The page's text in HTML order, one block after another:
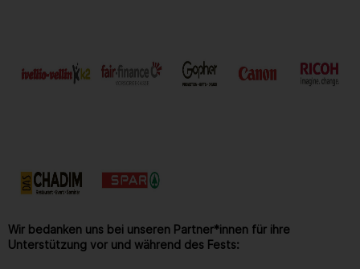
Wir bedanken uns bei unseren Partner*innen für ihre
Unterstützung vor und während des Fests: